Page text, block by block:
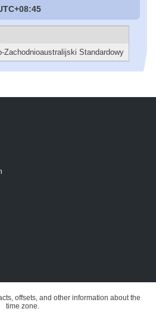
Zachodnioaustralijski Standardowy
offsets, and other information about the
time zone.